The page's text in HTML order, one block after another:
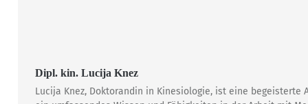
Dipl. kin. Lucija Knez
Lucija Knez, Doktorandin in Kinesiologie, ist eine